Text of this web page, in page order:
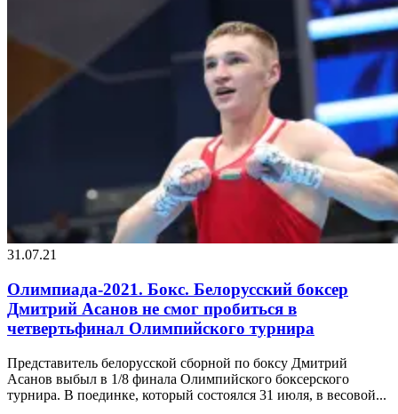
31.07.21
Олимпиада-2021. Бокс. Белорусский боксер
Дмитрий Асанов не смог пробиться в
четвертьфинал Олимпийского турнира
Представитель белорусской сборной по боксу Дмитрий
Асанов выбыл в 1/8 финала Олимпийского боксерского
турнира. В поединке, который состоялся 31 июля, в весовой...